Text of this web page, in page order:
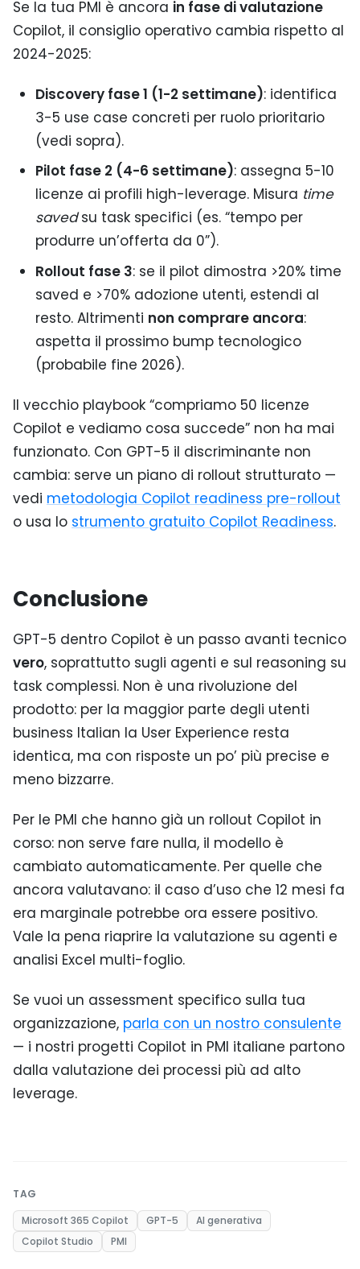
Se la tua PMI è ancora in fase di valutazione
Copilot, il consiglio operativo cambia rispetto al
2024-2025:
Discovery fase 1 (1-2 settimane): identifica
3-5 use case concreti per ruolo prioritario
(vedi sopra).
Pilot fase 2 (4-6 settimane): assegna 5-10
licenze ai profili high-leverage. Misura time
savedsu task specifici (es. “tempo per
produrre un’offerta da 0”).
Rollout fase 3: se il pilot dimostra >20% time
saved e >70% adozione utenti, estendi al
resto. Altrimenti non comprare ancora:
aspetta il prossimo bump tecnologico
(probabile fine 2026).
Il vecchio playbook “compriamo 50 licenze
Copilot e vediamo cosa succede” non ha mai
funzionato. Con GPT-5 il discriminante non
cambia: serve un piano di rollout strutturato —
vedi metodologia Copilot readiness pre-rollout
o usa lo strumento gratuito Copilot Readiness.
Conclusione
GPT-5 dentro Copilot è un passo avanti tecnico
vero, soprattutto sugli agenti e sul reasoning su
task complessi. Non è una rivoluzione del
prodotto: per la maggior parte degli utenti
business Italian la User Experience resta
identica, ma con risposte un po’ più precise e
meno bizzarre.
Per le PMI che hanno già un rollout Copilot in
corso: non serve fare nulla, il modello è
cambiato automaticamente. Per quelle che
ancora valutavano: il caso d’uso che 12 mesi fa
era marginale potrebbe ora essere positivo.
Vale la pena riaprire la valutazione su agenti e
analisi Excel multi-foglio.
Se vuoi un assessment specifico sulla tua
organizzazione, parla con un nostro consulente
— i nostri progetti Copilot in PMI italiane partono
dalla valutazione dei processi più ad alto
leverage.
TAG
Microsoft 365 Copilot
GPT-5
AI generativa
Copilot Studio
PMI